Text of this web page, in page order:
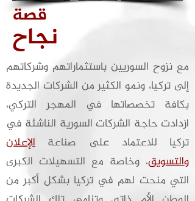
قصة
نجاح
مع نزوح السوريين باستثماراتهم وشركاتهم
إلى تركيا، ونمو الكثير من الشركات الجديدة
بكافة تخصصاتها في المهجر التركي،
ازدادت حاجة الشركات السورية الناشئة في
تركيا للاعتماد على صناعة
الإعلان
والتسويق، وخاصة مع التسهيلات الكبرى
التي منحت لهم في تركيا بشكل أكبر من